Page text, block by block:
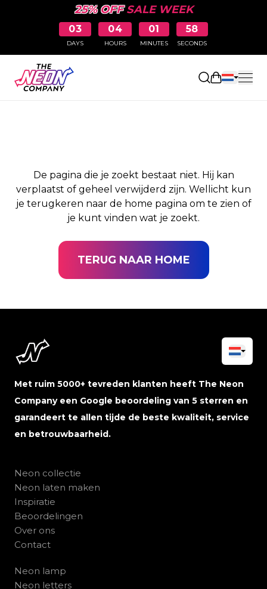
25% OFFSALE WEEK
03
DAYS
04
HOURS
01
MINUTES
58
SECONDS
PAGINA NIET
De pagina die je zoekt bestaat niet. Hij kan
verplaatst of geheel verwijderd zijn. Wellicht kun
je terugkeren naar de home pagina om te zien of
je kunt vinden wat je zoekt.
TERUG NAAR HOME
Met ruim 5000+ tevreden klanten heeft The Neon
Company een Google beoordeling van 5 sterren en
garandeert te allen tijde de beste kwaliteit, service
en betrouwbaarheid.
Neon collectie
Neon laten maken
Inspiratie
Beoordelingen
Over ons
Contact
Neon lamp
Neon letters